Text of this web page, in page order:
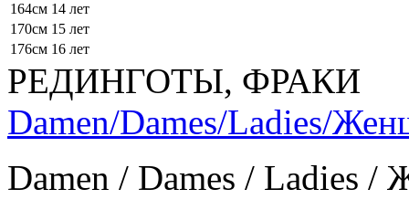
164см 14 лет
170см 15 лет
176см 16 лет
РЕДИНГОТЫ, ФРАКИ
Damen/Dames/Ladies/
Damen / Dames / Ladies